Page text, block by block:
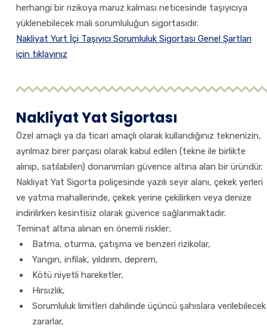
herhangi bir rizikoya maruz kalması neticesinde taşıyıcıya
yüklenebilecek mali sorumluluğun sigortasıdır.
Nakliyat Yurt İçi Taşıyıcı Sorumluluk Sigortası Genel Şartları
için tıklayınız
Nakliyat Yat Sigortası
Özel amaçlı ya da ticari amaçlı olarak kullandığınız teknenizin,
ayrılmaz birer parçası olarak kabul edilen (tekne ile birlikte
alınıp, satılabilen) donanımları güvence altına alan bir üründür.
Nakliyat Yat Sigorta poliçesinde yazılı seyir alanı, çekek yerleri
ve yatma mahallerinde, çekek yerine çekilirken veya denize
indirilirken kesintisiz olarak güvence sağlanmaktadır.
Teminat altına alınan en önemli riskler;
Batma, oturma, çatışma ve benzeri rizikolar,
Yangın, infilak, yıldırım, deprem,
Kötü niyetli hareketler,
Hırsızlık,
Sorumluluk limitleri dahilinde üçüncü şahıslara verilebilecek
zararlar,